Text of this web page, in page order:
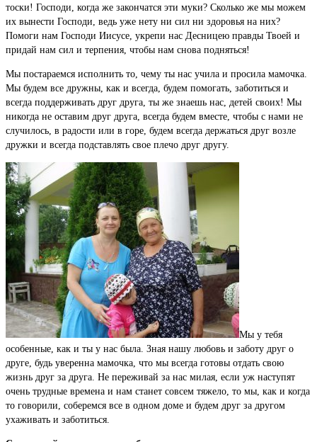
тоски! Господи, когда же закончатся эти муки? Сколько же мы можем
их вынести Господи, ведь уже нету ни сил ни здоровья на них?
Помоги нам Господи Иисусе, укрепи нас Десницею правды Твоей и
придай нам сил и терпения, чтобы нам снова подняться!
Мы постараемся исполнить то, чему ты нас учила и просила мамочка.
Мы будем все дружны, как и всегда, будем помогать, заботиться и
всегда поддерживать друг друга, ты же знаешь нас, детей своих! Мы
никогда не оставим друг друга, всегда будем вместе, чтобы с нами не
случилось, в радости или в горе, будем всегда держаться друг возле
дружки и всегда подставлять свое плечо друг другу.
Мы у тебя
особенные, как и ты у нас была. Зная нашу любовь и заботу друг о
друге, будь уверенна мамочка, что мы всегда готовы отдать свою
жизнь друг за друга. Не переживай за нас милая, если уж наступят
очень трудные времена и нам станет совсем тяжело, то мы, как и когда
то говорили, соберемся все в одном доме и будем друг за другом
ухаживать и заботиться.